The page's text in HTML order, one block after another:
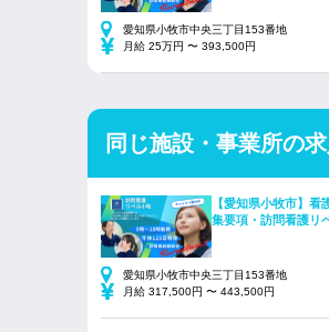
愛知県小牧市中央三丁目153番地
月給 25万円 〜 393,500円
同じ施設・事業所の求
【愛知県小牧市】看
集要項・訪問看護リ
愛知県小牧市中央三丁目153番地
月給 317,500円 〜 443,500円